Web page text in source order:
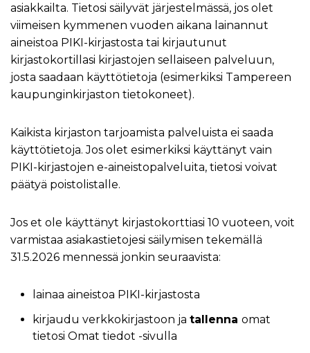
asiakkailta. Tietosi säilyvät järjestelmässä, jos olet
viimeisen kymmenen vuoden aikana lainannut
aineistoa PIKI-kirjastosta tai kirjautunut
kirjastokortillasi kirjastojen sellaiseen palveluun,
josta saadaan käyttötietoja (esimerkiksi Tampereen
kaupunginkirjaston tietokoneet).
Kaikista kirjaston tarjoamista palveluista ei saada
käyttötietoja. Jos olet esimerkiksi käyttänyt vain
PIKI-kirjastojen e-aineistopalveluita, tietosi voivat
päätyä poistolistalle.
Jos et ole käyttänyt kirjastokorttiasi 10 vuoteen, voit
varmistaa asiakastietojesi säilymisen tekemällä
31.5.2026 mennessä jonkin seuraavista:
lainaa aineistoa PIKI-kirjastosta
kirjaudu verkkokirjastoon ja tallenna omat
tietosi Omat tiedot -sivulla